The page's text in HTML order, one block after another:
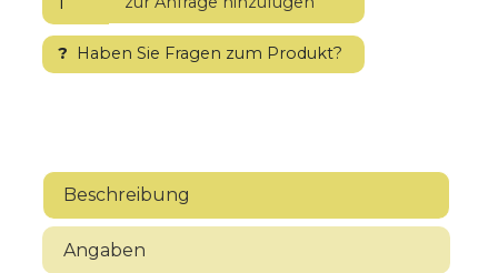
? Haben Sie Fragen zum Produkt?
Beschreibung
Angaben